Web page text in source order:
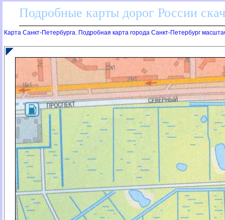
Подробные карты дорог России
Карта Санкт-Петербурга. Подробная карта города Санкт-Петербург